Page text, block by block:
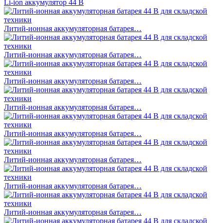
Li-ion аккумулятор 44 В
Литий-ионная аккумуляторная батарея…
Литий-ионная аккумуляторная батарея…
Литий-ионная аккумуляторная батарея…
Литий-ионная аккумуляторная батарея…
Литий-ионная аккумуляторная батарея…
Литий-ионная аккумуляторная батарея…
Литий-ионная аккумуляторная батарея…
Литий-ионная аккумуляторная батарея…